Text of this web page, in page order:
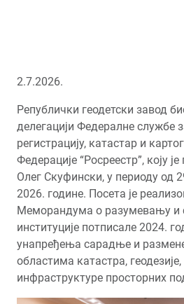
2.7.2026.
Републички геодетски завод
делегацији Федералне службе
регистрацију, катастар и
Федерације “Росреестр”, коју
Олег Скуфински, у периоду од
2026. године. Посета је
Меморандума о разумевању и
институције потписале 2024.
унапређења сарадње и
областима катастра,
инфраструктуре просторних